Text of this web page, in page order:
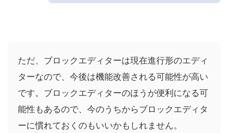
ただ、ブロックエディターは現在進行形のエディ
ターなので、今後は機能改善される可能性が高い
です。ブロックエディターのほうが便利になる可
能性もあるので、今のうちからブロックエディタ
ーに慣れておくのもいいかもしれません。